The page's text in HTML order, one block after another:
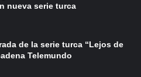
nueva serie turca
de la serie turca “Lejos de
Telemundo